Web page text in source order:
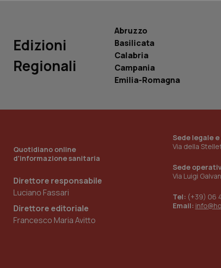
Edizioni
Regionali
Abruzzo
Basilicata
Calabria
Campania
Emilia-Romagna
Quotidiano online
d'informazione sanitaria
Direttore responsabile
Luciano Fassari
Direttore editoriale
Francesco Maria Avitto
Sede legale
Via della
Sede
Via Luigi
Tel: (+39) 06
Email: